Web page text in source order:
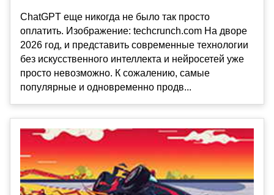
ChatGPT еще никогда не было так просто
оплатить. Изображение: techcrunch.com На дворе
2026 год, и представить современные технологии
без искусственного интеллекта и нейросетей уже
просто невозможно. К сожалению, самые
популярные и одновременно продв...